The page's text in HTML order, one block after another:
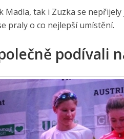
Madla, tak i Zuzka se
praly o co nejlepší umístění.
podívali